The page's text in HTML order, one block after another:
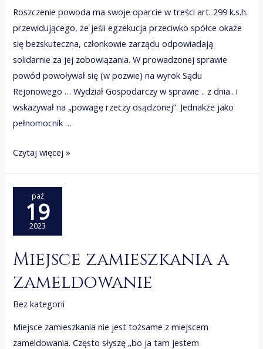
Roszczenie powoda ma swoje oparcie w treści art. 299 k.s.h.
przewidującego, że jeśli egzekucja przeciwko spółce okaże
się bezskuteczna, członkowie zarządu odpowiadają
solidarnie za jej zobowiązania. W prowadzonej sprawie
powód powoływał się (w pozwie) na wyrok Sądu
Rejonowego … Wydział Gospodarczy w sprawie .. z dnia.. i
wskazywał na „powagę rzeczy osądzonej”. Jednakże jako
pełnomocnik …
Odpowiedzialność
Czytaj więcej »
paź
19
2023
Miejsce zamieszkania a
zameldowanie
Bez kategorii
Miejsce zamieszkania nie jest tożsame z miejscem
zameldowania. Często słyszę „bo ja tam jestem